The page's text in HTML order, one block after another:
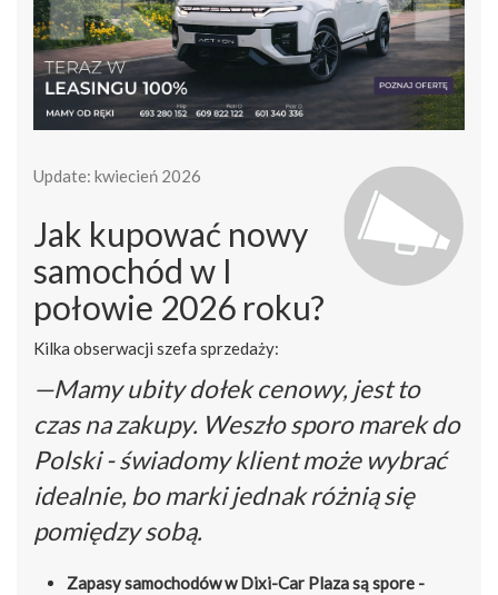
Update: kwiecień 2026
Jak kupować nowy
samochód w I
połowie 2026 roku?
Kilka obserwacji szefa sprzedaży:
—Mamy ubity dołek cenowy, jest to
czas na zakupy. Weszło sporo marek do
Polski - świadomy klient może wybrać
idealnie, bo marki jednak różnią się
pomiędzy sobą.
Zapasy samochodów w Dixi-Car Plaza są spore -